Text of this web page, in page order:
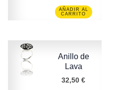
AÑADIR AL
CARRITO
Anillo de
Lava
32,50€